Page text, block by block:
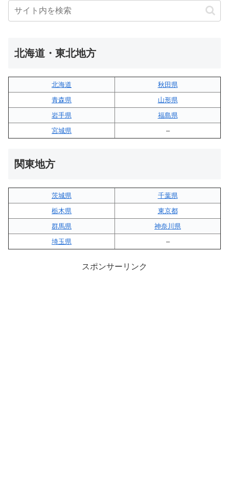
北海道・東北地方
北海道
秋田県
青森県
山形県
岩手県
福島県
宮城県
–
関東地方
茨城県
千葉県
栃木県
東京都
群馬県
神奈川県
埼玉県
–
スポンサーリンク